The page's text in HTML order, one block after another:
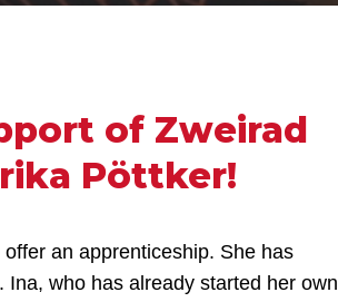
of Zweirad
Pöttker!
an apprenticeship. She has
who has already started her own